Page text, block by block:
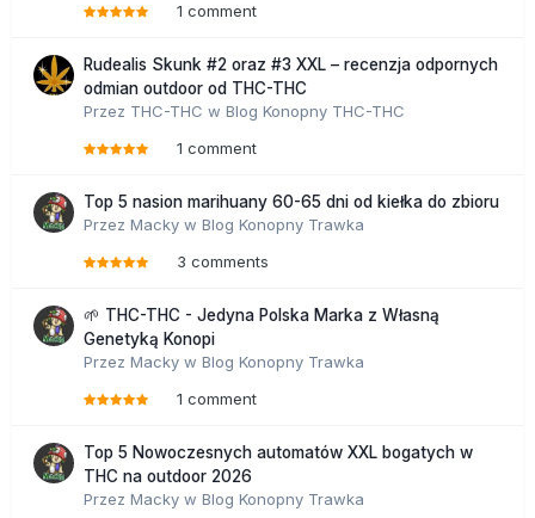
1 comment
Rudealis Skunk #2 oraz #3 XXL – recenzja odpornych
odmian outdoor od THC-THC
Przez THC-THC w Blog Konopny THC-THC
1 comment
Top 5 nasion marihuany 60-65 dni od kiełka do zbioru
Przez Macky w Blog Konopny Trawka
3 comments
🌱 THC-THC - Jedyna Polska Marka z Własną
Genetyką Konopi
Przez Macky w Blog Konopny Trawka
1 comment
Top 5 Nowoczesnych automatów XXL bogatych w
THC na outdoor 2026
Przez Macky w Blog Konopny Trawka